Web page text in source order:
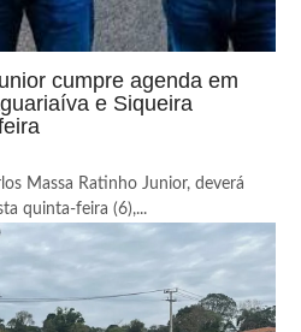
cumpre agenda em
e Siqueira
Massa Ratinho Junior, deverá
quinta-feira (6),...